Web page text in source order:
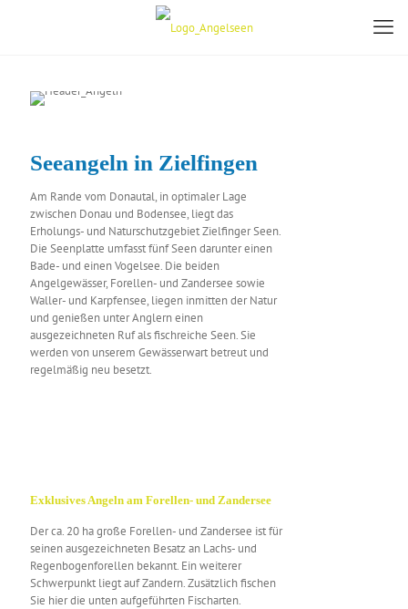
Seeangeln in Zielfingen
Am Rande vom Donautal, in optimaler Lage
zwischen Donau und Bodensee, liegt das
Erholungs- und Naturschutzgebiet Zielfinger Seen.
Die Seenplatte umfasst fünf Seen darunter einen
Bade- und einen Vogelsee. Die beiden
Angelgewässer, Forellen- und Zandersee sowie
Waller- und Karpfensee, liegen inmitten der Natur
und genießen unter Anglern einen
ausgezeichneten Ruf als fischreiche Seen. Sie
werden von unserem Gewässerwart betreut und
regelmäßig neu besetzt.
Exklusives Angeln am Forellen- und Zandersee
Der ca. 20 ha große Forellen- und Zandersee ist für
seinen ausgezeichneten Besatz an Lachs- und
Regenbogenforellen bekannt. Ein weiterer
Schwerpunkt liegt auf Zandern. Zusätzlich fischen
Sie hier die unten aufgeführten Fischarten.